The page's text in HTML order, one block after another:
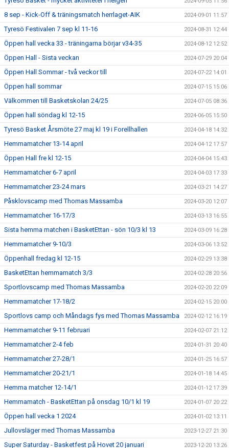
8 sep - Kick-Off & träningsmatch herrlaget-AIK 2024-09-01 11:57
Tyresö Festivalen 7 sep kl 11-16 2024-08-31 12:44
Öppen hall vecka 33 - träningarna börjar v34-35 2024-08-12 12:52
Öppen Hall - Sista veckan 2024-07-29 20:04
Öppen Hall Sommar - två veckor till 2024-07-22 14:01
Öppen hall sommar 2024-07-15 15:06
Välkommen till Basketskolan 24/25 2024-07-05 08:36
Öppen hall söndag kl 12-15 2024-06-05 15:50
Tyresö Basket Årsmöte 27 maj kl 19 i Forellhallen 2024-04-18 14:32
Hemmamatcher 13-14 april 2024-04-12 17:57
Öppen Hall fre kl 12-15 2024-04-04 15:43
Hemmamatcher 6-7 april 2024-04-03 17:33
Hemmamatcher 23-24 mars 2024-03-21 14:27
Påsklovscamp med Thomas Massamba 2024-03-20 12:07
Hemmamatcher 16-17/3 2024-03-13 16:55
Sista hemma matchen i BasketEttan - sön 10/3 kl 13 2024-03-09 16:28
Hemmamatcher 9-10/3 2024-03-06 13:52
Öppenhall fredag kl 12-15 2024-02-29 13:38
BasketEttan hemmamatch 3/3 2024-02-28 20:56
Sportlovscamp med Thomas Massamba 2024-02-20 22:09
Hemmamatcher 17-18/2 2024-02-15 20:00
Sportlovs camp och Måndags fys med Thomas Massamba 2024-02-12 16:19
Hemmamatcher 9-11 februari 2024-02-07 21:12
Hemmamatcher 2-4 feb 2024-01-31 20:40
Hemmamatcher 27-28/1 2024-01-25 16:57
Hemmamatcher 20-21/1 2024-01-18 14:45
Hemma matcher 12-14/1 2024-01-12 17:39
Hemmamatch - BasketEttan på onsdag 10/1 kl 19 2024-01-07 20:22
Öppen hall vecka 1 2024 2024-01-02 13:11
Jullovsläger med Thomas Massamba 2023-12-27 21:30
Super Saturday - Basketfest på Hovet 20 januari 2023-12-20 13:26